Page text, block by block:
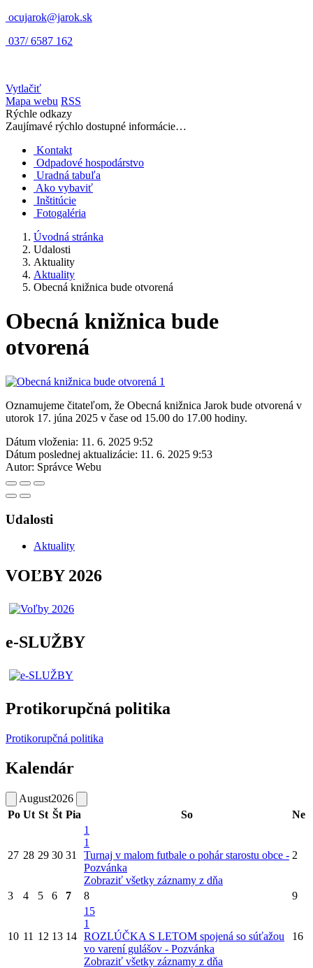
ocujarok@jarok.sk
037/ 6587 162
Vytlačiť
Mapa webu RSS
Rýchle odkazy
Zaujímavé rýchlo dostupné informácie…
Kontakt
Odpadové hospodárstvo
Uradná tabuľa
Ako vybaviť
Inštitúcie
Fotogaléria
Úvodná stránka
Udalosti
Aktuality
Aktuality
Obecná knižnica bude otvorená
Obecná knižnica bude
otvorená
Oznamujeme čitateľom, že Obecná knižnica Jarok bude otvorená v
utorok 17. júna 2025 v čase od 15.00 do 17.00 hodiny.
Dátum vloženia: 11. 6. 2025 9:52
Dátum poslednej aktualizácie: 11. 6. 2025 9:53
Autor: Správce Webu
Udalosti
Aktuality
VOĽBY 2026
e-SLUŽBY
Protikorupčná politika
Protikorupčná politika
Kalendár
August2026
Po Ut St Št Pia So Ne
27 28 29 30 31
1
1
Turnaj v malom futbale o pohár starostu obce -
Pozvánka
Zobraziť všetky záznamy z dňa
2
3 4 5 6 7 8 9
10 11 12 13 14
15
1
ROZLÚČKA S LETOM spojená so súťažou
vo varení gulášov - Pozvánka
Zobraziť všetky záznamy z dňa
16